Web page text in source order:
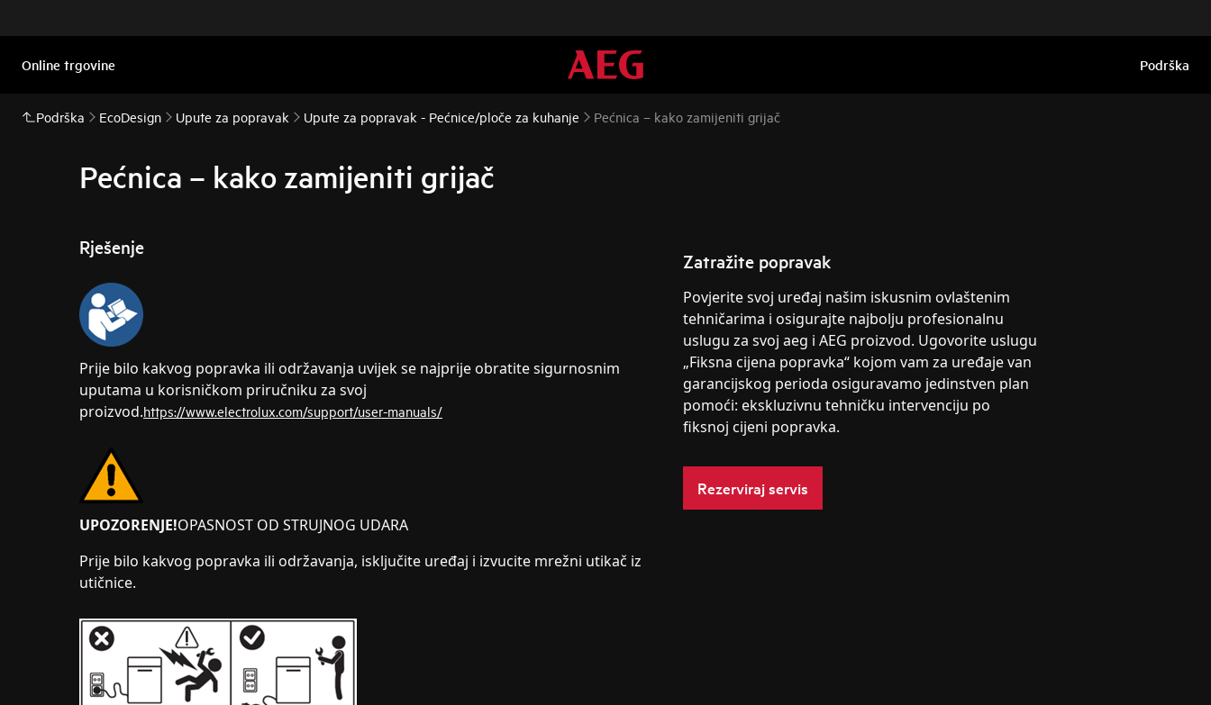
Online trgovine Podrška
Podrška EcoDesign Upute za popravak Upute za popravak - Pećnice/ploče za kuhanje Pećnica – kako zamijeniti grijač
Pećnica – kako zamijeniti grijač
Rješenje
Prije bilo kakvog popravka ili održavanja uvijek se najprije obratite sigurnosnim
uputama u korisničkom priručniku za svoj
proizvod.https://www.electrolux.com/support/user-manuals/
UPOZORENJE!OPASNOST OD STRUJNOG UDARA
Prije bilo kakvog popravka ili održavanja, isključite uređaj i izvucite mrežni utikač iz
utičnice.
Zatražite popravak
Povjerite svoj uređaj našim iskusnim ovlaštenim
tehničarima i osigurajte najbolju profesionalnu
uslugu za svoj aeg i AEG proizvod. Ugovorite uslugu
„Fiksna cijena popravka“ kojom vam za uređaje van
garancijskog perioda osiguravamo jedinstven plan
pomoći: ekskluzivnu tehničku intervenciju po
fiksnoj cijeni popravka.
Rezerviraj servis